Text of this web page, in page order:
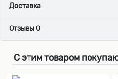
Доставка
Отзывы 0
С этим товаром